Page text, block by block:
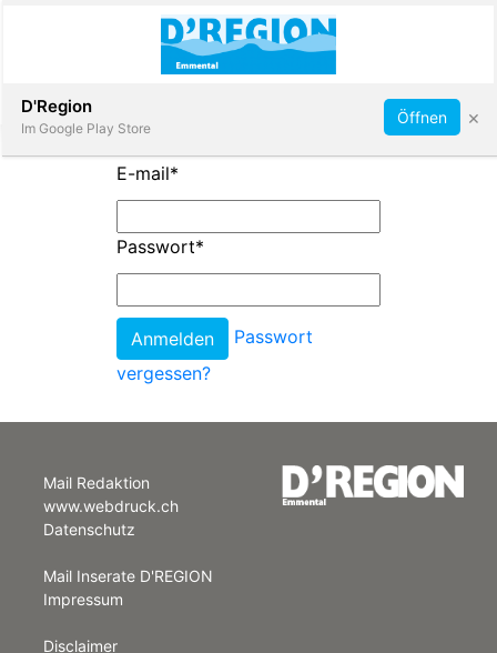
App
Abonnieren
E-mail*
Passwort*
Passwort
vergessen?
Mail Redaktion
www.webdruck.ch
Datenschutz
Mail Inserate D'REGION
Impressum
Disclaimer
D'Region
Im Google Play Store
Öffnen ×